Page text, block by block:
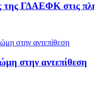
ΓΔΑΕΦΚ στις
στην αντεπίθεση